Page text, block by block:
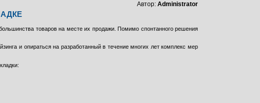
Автор: Administrator
товаров на месте их продажи. Помимо спонтанного решения
и опираться на разработанный в течение многих лет комплекс мер